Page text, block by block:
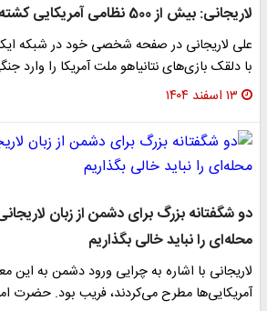
لاریجانی: بیش از 500 نظامی آمریکایی کشته شده‌اند
علی لاریجانی در صفحه شخصی خود در شبکه
با دلقک بازی‌های نتانیاهو ملت آمریکا را وارد
۱۳ اسفند ۱۴۰۴
دو شگفتانه بزرگ برای دشمن از زبان
محله‌ای را نباید خالی بگذاریم
لاریجانی با اشاره به چرایی ورود دشمن به این
آمریکایی‌ها مطرح می‌کردند، فریب بود. حضرت